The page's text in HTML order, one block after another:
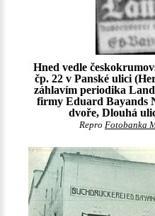
Hned vedle
čp. 22 v Panské ulici
záhlavím periodika
firmy Eduard Bayands
dvoře, Dlouhá
Repro Fotobanka